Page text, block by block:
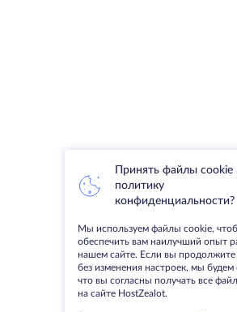
Принять файлы cookie
политику
конфиденциальности?
Мы используем файлы cookie,
обеспечить вам наилучший опыт
нашем сайте. Если вы продолжите
без изменения настроек, мы будем
что вы согласны получать все
на сайте HostZealot.